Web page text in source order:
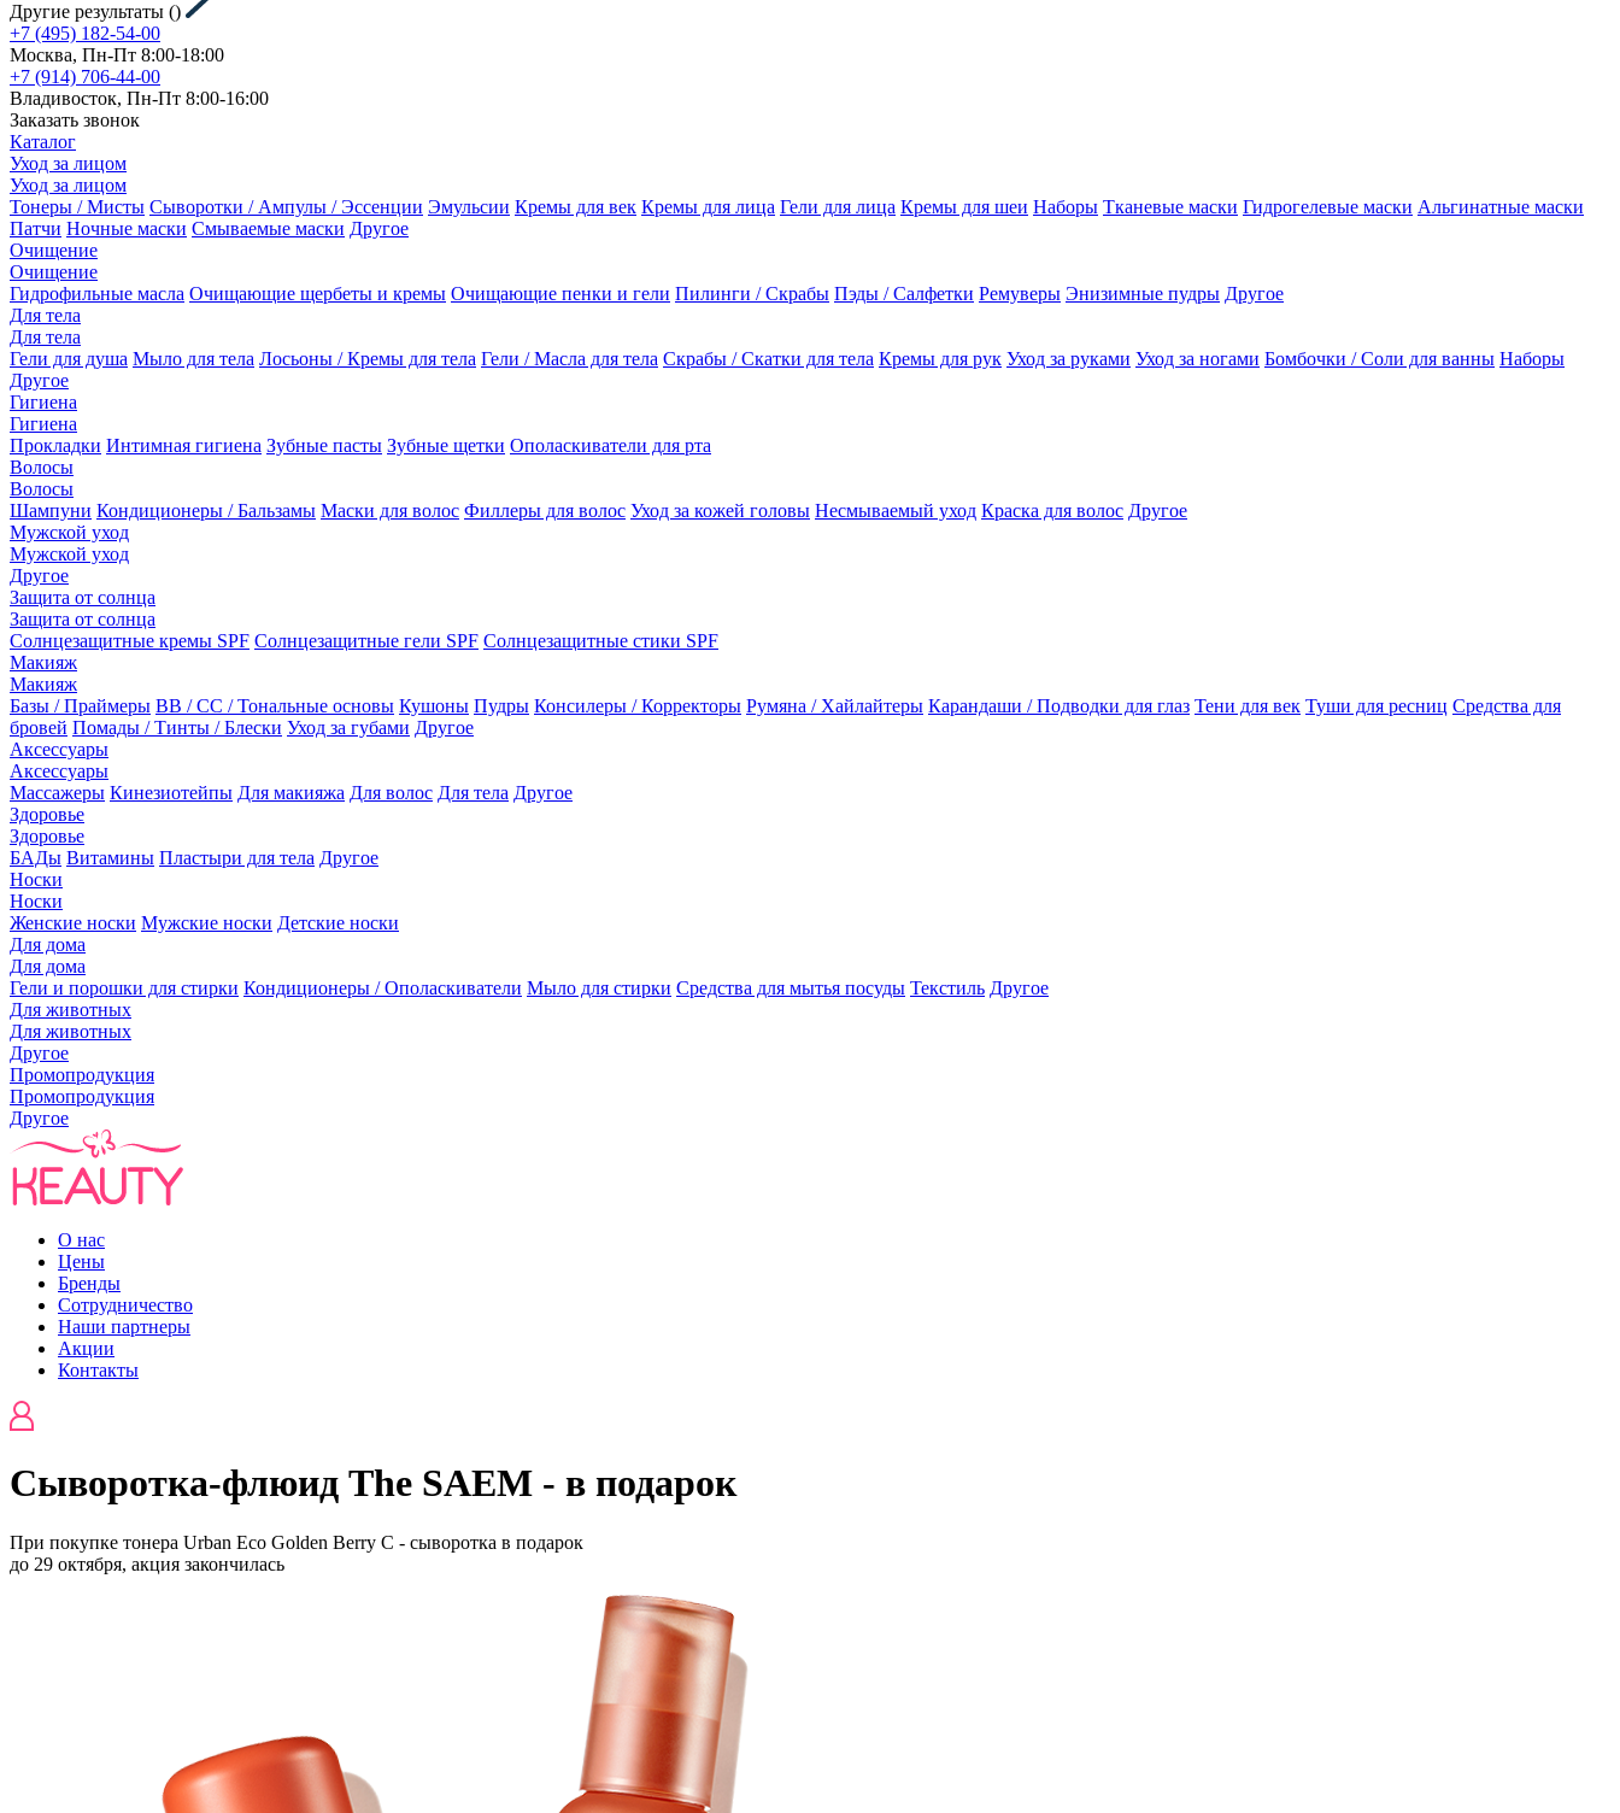
Другие результаты ()
+7 (495) 182-54-00
Москва, Пн-Пт 8:00-18:00
+7 (914) 706-44-00
Владивосток, Пн-Пт 8:00-16:00
Заказать звонок
Каталог
Уход за лицом
Уход за лицом
Тонеры / Мисты Сыворотки / Ампулы / Эссенции Эмульсии Кремы для век Кремы для лица Гели для лица Кремы для шеи Наборы Тканевые маски Гидрогелевые маски Альгинатные маски
Патчи Ночные маски Смываемые маски Другое
Очищение
Очищение
Гидрофильные масла Очищающие щербеты и кремы Очищающие пенки и гели Пилинги / Скрабы Пэды / Салфетки Ремуверы Энизимные пудры Другое
Для тела
Для тела
Гели для душа Мыло для тела Лосьоны / Кремы для тела Гели / Масла для тела Скрабы / Скатки для тела Кремы для рук Уход за руками Уход за ногами Бомбочки / Соли для ванны Наборы
Другое
Гигиена
Гигиена
Прокладки Интимная гигиена Зубные пасты Зубные щетки Ополаскиватели для рта
Волосы
Волосы
Шампуни Кондиционеры / Бальзамы Маски для волос Филлеры для волос Уход за кожей головы Несмываемый уход Краска для волос Другое
Мужской уход
Мужской уход
Другое
Защита от солнца
Защита от солнца
Солнцезащитные кремы SPF Солнцезащитные гели SPF Солнцезащитные стики SPF
Макияж
Макияж
Базы / Праймеры BB / CC / Тональные основы Кушоны Пудры Консилеры / Корректоры Румяна / Хайлайтеры Карандаши / Подводки для глаз Тени для век Туши для ресниц Средства для
бровей Помады / Тинты / Блески Уход за губами Другое
Аксессуары
Аксессуары
Массажеры Кинезиотейпы Для макияжа Для волос Для тела Другое
Здоровье
Здоровье
БАДы Витамины Пластыри для тела Другое
Носки
Носки
Женские носки Мужские носки Детские носки
Для дома
Для дома
Гели и порошки для стирки Кондиционеры / Ополаскиватели Мыло для стирки Средства для мытья посуды Текстиль Другое
Для животных
Для животных
Другое
Промопродукция
Промопродукция
Другое
О нас
Цены
Бренды
Сотрудничество
Наши партнеры
Акции
Контакты
Сыворотка-флюид The SAEM - в подарок
При покупке тонера Urban Eco Golden Berry C - сыворотка в подарок
до 29 октября, акция закончилась